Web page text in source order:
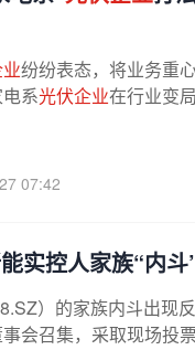
纷纷表态，将业务重
系光伏企业在行业变
07:42
实控人家族“内
）的家族内斗出现
会召集，采取现场投